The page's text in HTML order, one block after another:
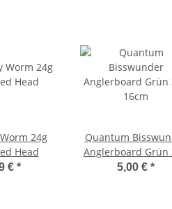
24g
Head
€ *
Quantum
Anglerboard Grün 30g
16cm
5,00 € *